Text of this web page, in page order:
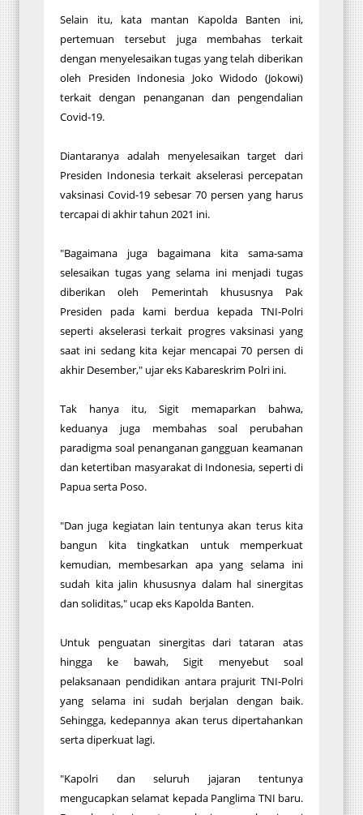
Selain itu, kata mantan Kapolda Banten ini,
pertemuan tersebut juga membahas terkait
dengan menyelesaikan tugas yang telah diberikan
oleh Presiden Indonesia Joko Widodo (Jokowi)
terkait dengan penanganan dan pengendalian
Covid-19.
Diantaranya adalah menyelesaikan target dari
Presiden Indonesia terkait akselerasi percepatan
vaksinasi Covid-19 sebesar 70 persen yang harus
tercapai di akhir tahun 2021 ini.
"Bagaimana juga bagaimana kita sama-sama
selesaikan tugas yang selama ini menjadi tugas
diberikan oleh Pemerintah khususnya Pak
Presiden pada kami berdua kepada TNI-Polri
seperti akselerasi terkait progres vaksinasi yang
saat ini sedang kita kejar mencapai 70 persen di
akhir Desember," ujar eks Kabareskrim Polri ini.
Tak hanya itu, Sigit memaparkan bahwa,
keduanya juga membahas soal perubahan
paradigma soal penanganan gangguan keamanan
dan ketertiban masyarakat di Indonesia, seperti di
Papua serta Poso.
"Dan juga kegiatan lain tentunya akan terus kita
bangun kita tingkatkan untuk memperkuat
kemudian, membesarkan apa yang selama ini
sudah kita jalin khususnya dalam hal sinergitas
dan soliditas," ucap eks Kapolda Banten.
Untuk penguatan sinergitas dari tataran atas
hingga ke bawah, Sigit menyebut soal
pelaksanaan pendidikan antara prajurit TNI-Polri
yang selama ini sudah berjalan dengan baik.
Sehingga, kedepannya akan terus dipertahankan
serta diperkuat lagi.
"Kapolri dan seluruh jajaran tentunya
mengucapkan selamat kepada Panglima TNI baru.